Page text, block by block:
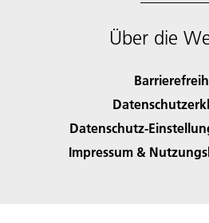
Über die
Datenschutz-
Impressum &